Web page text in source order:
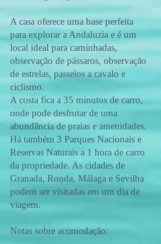
A casa oferece uma base perfeita
para explorar a Andaluzia e é um
local ideal para caminhadas,
observação de pássaros, observação
de estrelas, passeios a cavalo e
ciclismo.
A costa fica a 35 minutos de carro,
onde pode desfrutar de uma
abundância de praias e amenidades.
Há também 3 Parques Nacionais e
Reservas Naturais a 1 hora de carro
da propriedade. As cidades de
Granada, Ronda, Málaga e Sevilha
podem ser visitadas em um dia de
viagem.
Notas sobre acomodação: